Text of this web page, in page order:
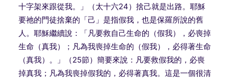
十字架來跟從我。」（太十六24）捨己就是出路。耶穌
要祂的門徒捨棄的「己」是指假我，也是保羅所說的舊
人。耶穌繼續說：「凡要救自己生命的（假我），必喪掉
生命（真我）；凡為我喪掉生命的（假我），必得著生命
（真我）。」（25節）簡要來說：凡要救假我的，必喪
掉真我；凡為我喪掉假我的，必得著真我。這是一個很清